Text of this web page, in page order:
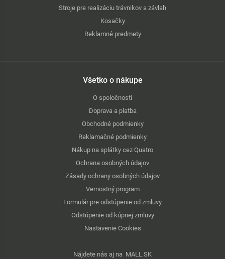
Stroje pre realizáciu trávnikov a závlah
Kosačky
Reklamné predmety
Všetko o nákupe
O spoločnosti
Doprava a platba
Obchodné podmienky
Reklamačné podmienky
Nákup na splátky cez Quatro
Ochrana osobných údajov
Zásady ochrany osobných údajov
Vernostný program
Formulár pre odstúpenie od zmluvy
Odstúpenie od kúpnej zmluvy
Nastavenie Cookies
Nájdete nás aj na MALL.SK